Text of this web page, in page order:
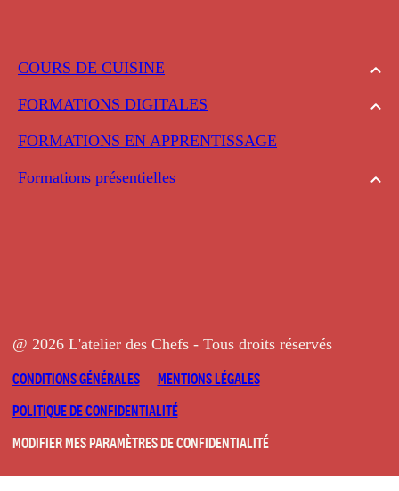
COURS DE CUISINE
FORMATIONS DIGITALES
FORMATIONS EN APPRENTISSAGE
Formations présentielles
@ 2026 L'atelier des Chefs - Tous droits réservés
CONDITIONS GÉNÉRALES
MENTIONS LÉGALES
POLITIQUE DE CONFIDENTIALITÉ
MODIFIER MES PARAMÈTRES DE CONFIDENTIALITÉ